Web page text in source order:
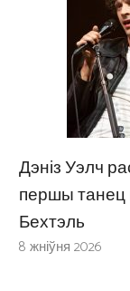
Дэніз Уэлч
першы танец
Бехтэль
8 жніўня 2026